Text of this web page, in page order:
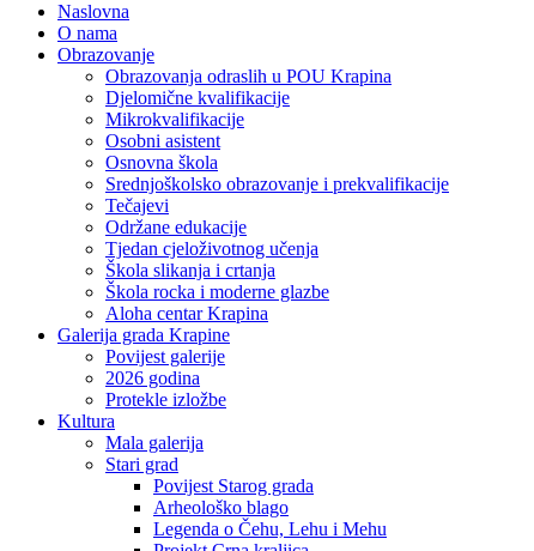
Naslovna
O nama
Obrazovanje
Obrazovanja odraslih u POU Krapina
Djelomične kvalifikacije
Mikrokvalifikacije
Osobni asistent
Osnovna škola
Srednjoškolsko obrazovanje i prekvalifikacije
Tečajevi
Održane edukacije
Tjedan cjeloživotnog učenja
Škola slikanja i crtanja
Škola rocka i moderne glazbe
Aloha centar Krapina
Galerija grada Krapine
Povijest galerije
2026 godina
Protekle izložbe
Kultura
Mala galerija
Stari grad
Povijest Starog grada
Arheološko blago
Legenda o Čehu, Lehu i Mehu